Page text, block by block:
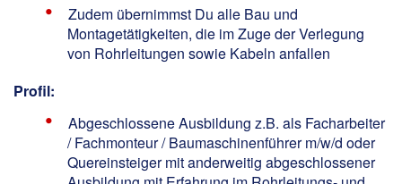
Zudem übernimmst Du alle Bau und
Montagetätigkeiten, die im Zuge der Verlegung
von Rohrleitungen sowie Kabeln anfallen
Profil:
Abgeschlossene Ausbildung z.B. als Facharbeiter
/ Fachmonteur / Baumaschinenführer m/w/d oder
Quereinsteiger mit anderweitig abgeschlossener